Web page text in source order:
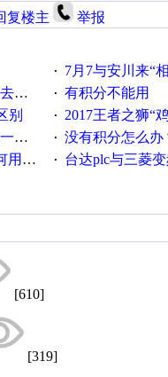
复楼主 举报
· 7月7与安川来“
意啊 · 有积分不能用
别 · 2017王者之狮“鸡”情签到
统。 · 没有积分怎么办
神了！ · 台达plc与三菱
[610]
[319]